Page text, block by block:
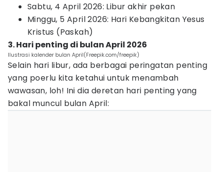
Sabtu, 4 April 2026: Libur akhir pekan
Minggu, 5 April 2026: Hari Kebangkitan Yesus
Kristus (Paskah)
3. Hari penting di bulan April 2026
Ilustrasi kalender bulan April(Freepik.com/freepik)
Selain hari libur, ada berbagai peringatan penting
yang poerlu kita ketahui untuk menambah
wawasan, loh! Ini dia deretan hari penting yang
bakal muncul bulan April: